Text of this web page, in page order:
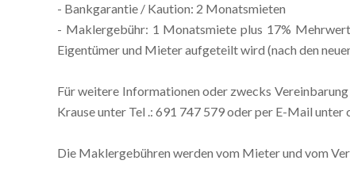
- Bankgarantie / Kaution: 2 Monatsmieten
- Maklergebühr: 1 Monatsmiete plus 17%
Eigentümer und Mieter aufgeteilt wird (nach den
Für weitere Informationen oder zwecks
Krause unter Tel .: 691 747 579 oder per E-Mail
Die Maklergebühren werden vom Mieter und vom